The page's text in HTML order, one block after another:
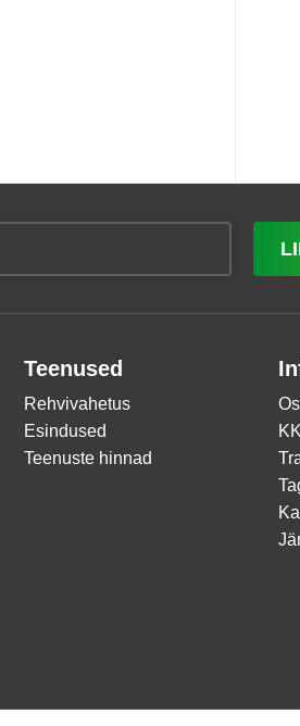
Teenused
Rehvivahetus
Esindused
Teenuste hinnad